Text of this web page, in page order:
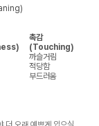
촉감
(Touching)
까슬거림
적당함
부드러움